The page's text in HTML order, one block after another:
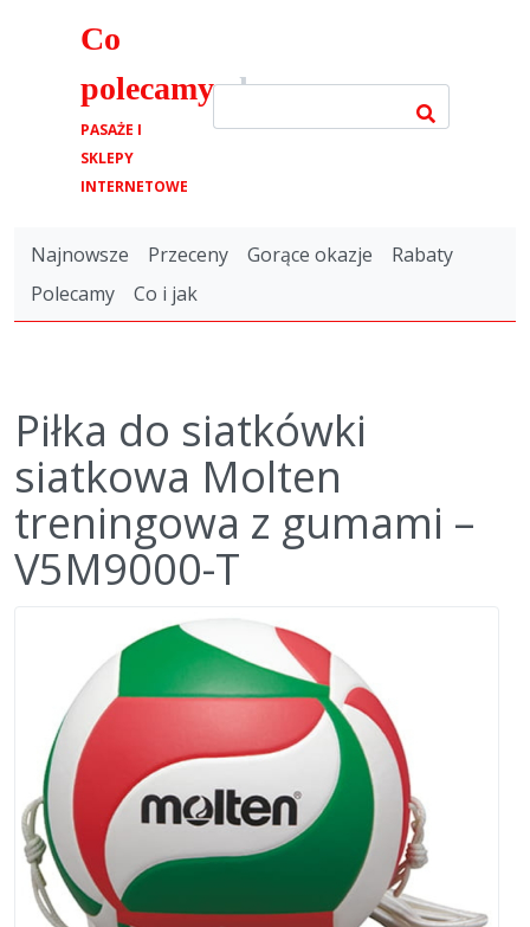
Co
polecamy.pl
PASAŻE I
SKLEPY
INTERNETOWE
Najnowsze Przeceny Gorące okazje
Rabaty
Polecamy
Co i jak
Piłka do siatkówki
siatkowa Molten
treningowa z gumami –
V5M9000-T